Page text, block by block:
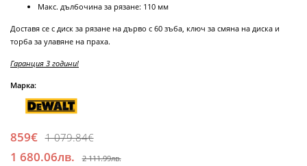
Макс. дълбочина за рязане: 110 мм
Доставя се с диск за рязане на дърво с 60 зъба, ключ за смяна на диска и
торба за улавяне на праха.
Гаранция 3 години!
Марка:
859€ 1 079.84€
1 680.06лв. 2 111.99лв.